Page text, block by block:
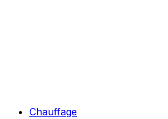
Chauffage